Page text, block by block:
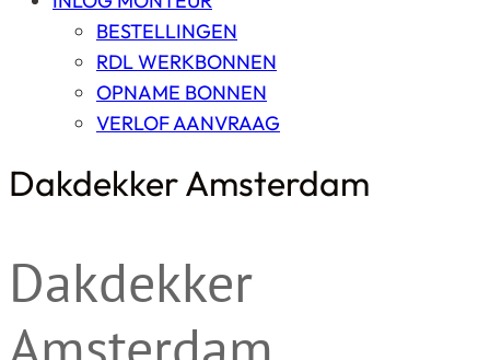
BESTELLINGEN
RDL WERKBONNEN
OPNAME BONNEN
VERLOF AANVRAAG
Dakdekker Amsterdam
Dakdekker